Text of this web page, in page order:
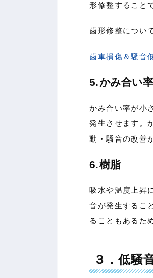
形修整すること
歯形修整につい
歯車損傷＆騒音
5.かみ合い率
かみ合い率が小
発生させます。
動・騒音の改善
6.樹脂
吸水や温度上昇
音が発生するこ
ることもあるた
３．低騒